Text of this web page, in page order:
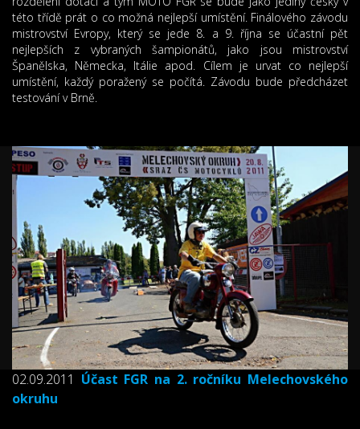
této třídě prát o co možná nejlepší umístění. Finálového závodu
mistrovství Evropy, který se jede 8. a 9. října se účastní pět
nejlepších z vybraných šampionátů, jako jsou mistrovství
Španělska, Německa, Itálie apod. Cílem je urvat co nejlepší
umístění, každý poražený se počítá. Závodu bude předcházet
testování v Brně.
02.09.2011 Účast FGR na 2. ročníku Melechovského
okruhu